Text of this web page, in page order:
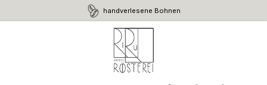
Zum Hauptinhalt springen handverlesene Bohnen